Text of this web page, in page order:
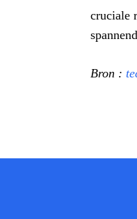
cruciale
Bron :